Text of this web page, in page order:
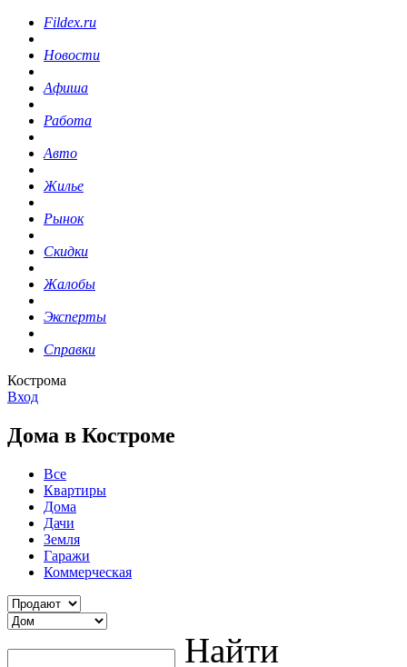
Fildex.ru
Новости
Афиша
Работа
Авто
Жилье
Рынок
Скидки
Жалобы
Эксперты
Справки
Кострома
Вход
Дома в Костроме
Все
Квартиры
Дома
Дачи
Земля
Гаражи
Коммерческая
Найти